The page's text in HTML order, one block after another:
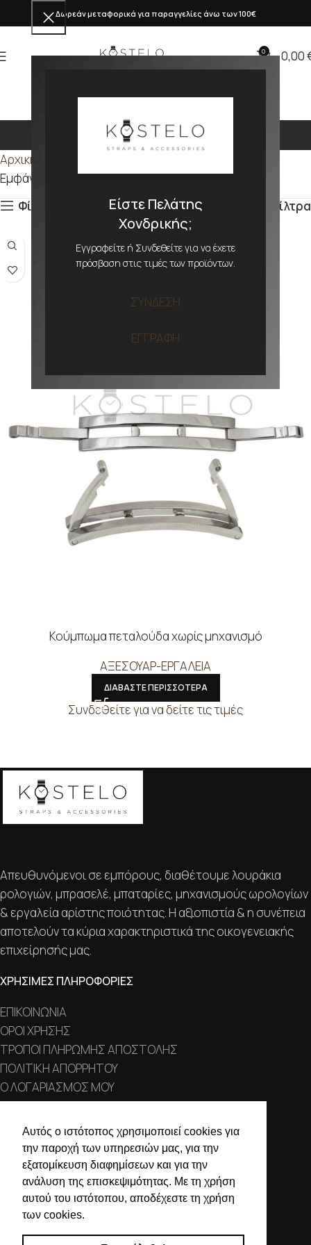
Είστε Πελάτης
Χονδρικής;
Εγγραφείτε ή Συνδεθείτε για να έχετε
πρόσβαση στις τιμές των προϊόντων.
ΣΥΝΔΕΣΗ
ΕΓΓΡΑΦΗ
Αυτός ο ιστότοπος χρησιμοποιεί cookies για
την παροχή των υπηρεσιών μας, για την
εξατομίκευση διαφημίσεων και για την
ανάλυση της επισκεψιμότητας. Με τη χρήση
αυτού του ιστότοπου, αποδέχεστε τη χρήση
των cookies.
Δωρεάν μεταφορικά για παραγγελίες άνω των 100€
0 0,00
5,5mm
Αρχική σελίδα
Εμφάνιση του μοναδικού αποτελέσματος
Φίλτρα
Φίλτρα
Κούμπωμα πεταλούδα χωρίς μηχανισμό
ΑΞΕΣΟΥΑΡ-ΕΡΓΑΛΕΙΑ
ΔΙΑΒΑΣΤΕ ΠΕΡΙΣΣΟΤΕΡΑ
Συνδεθείτε για να δείτε τις τιμές
Απευθυνόμενοι σε εμπόρους, διαθέτουμε λουράκια
ρολογιών, μπρασελέ, μπαταρίες, μηχανισμούς ωρολογίων
& εργαλεία αρίστης ποιότητας. Η αξιοπιστία & η συνέπεια
αποτελούν τα κύρια χαρακτηριστικά της οικογενειακής
επιχείρησής μας.
ΧΡΗΣΙΜΕΣ ΠΛΗΡΟΦΟΡΙΕΣ
ΕΠΙΚΟΙΝΩΝΙΑ
ΟΡΟΙ ΧΡΗΣΗΣ
ΤΡΟΠΟΙ ΠΛΗΡΩΜΗΣ ΑΠΟΣΤΟΛΗΣ
ΠΟΛΙΤΙΚΗ ΑΠΟΡΡΗΤΟΥ
Ο ΛΟΓΑΡΙΑΣΜΟΣ ΜΟΥ
Χαλκιδικής 19, 546 43,
Θεσσαλονίκη
2310 839 188
2310 850 606